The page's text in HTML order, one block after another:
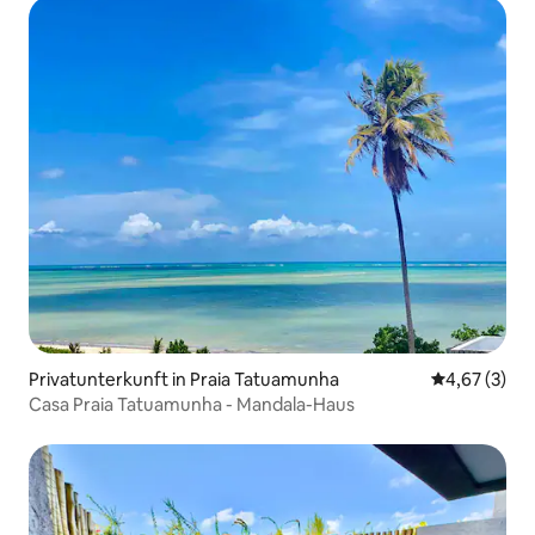
Privatunterkunft in Praia Tatuamunha
4,67 (3)
Casa Praia Tatuamunha - Mandala-Haus